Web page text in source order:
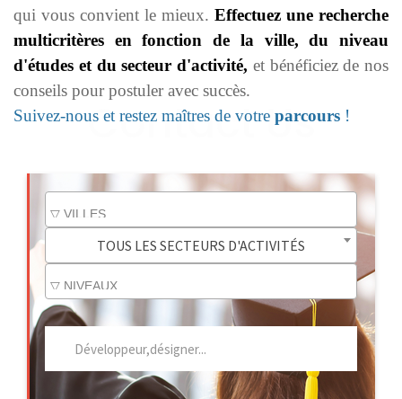
qui vous convient le mieux. Effectuez une recherche
multicritères en fonction de la ville, du niveau
d'études et du secteur d'activité, et bénéficiez de nos
conseils pour postuler avec succès.
Suivez-nous et restez maîtres de votre parcours !
TOUS LES SECTEURS D'ACTIVITÉS